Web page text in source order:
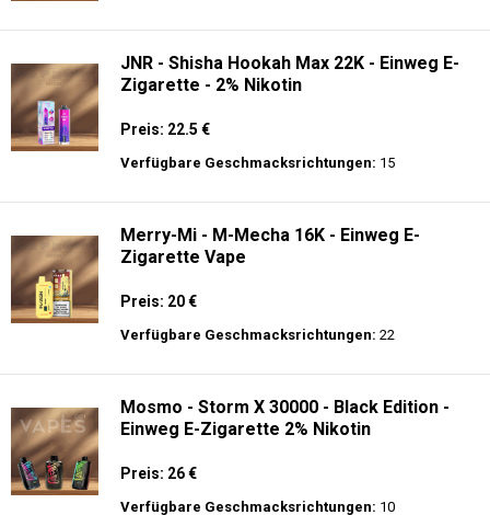
JNR - Shisha Hookah Max 22K - Einweg E-
Zigarette - 2% Nikotin
Preis: 22.5 €
Verfügbare Geschmacksrichtungen: 15
Merry-Mi - M-Mecha 16K - Einweg E-
Zigarette Vape
Preis: 20 €
Verfügbare Geschmacksrichtungen: 22
Mosmo - Storm X 30000 - Black Edition -
Einweg E-Zigarette 2% Nikotin
Preis: 26 €
Verfügbare Geschmacksrichtungen: 10